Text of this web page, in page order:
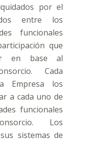
por el
entre los
funcionales
que
en base al
Cada
Empresa los
a cada uno de
funcionales
Los
sistemas de